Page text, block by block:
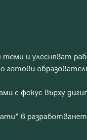
теми и улесняват
готови
с фокус върху
в